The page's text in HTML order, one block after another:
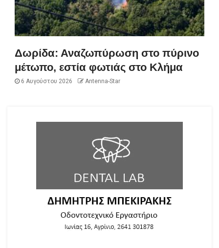
Δωρίδα: Αναζωπύρωση στο πύρινο
μέτωπο, εστία φωτιάς στο Κλήμα
6 Αυγούστου 2026 Antenna-Star